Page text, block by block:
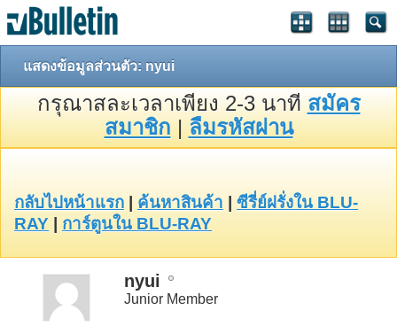
แสดงข้อมูลส่วนตัว: nyui
กรุณาสละเวลาเพียง 2-3 นาที สมัคร
สมาชิก | ลืมรหัสผ่าน
กลับไปหน้าแรก ค้นหาสินค้า
ซีรี่ย์ฝรั่งใน BLU-
RAY
การ์ตูนใน BLU-RAY
nyui
Junior Member